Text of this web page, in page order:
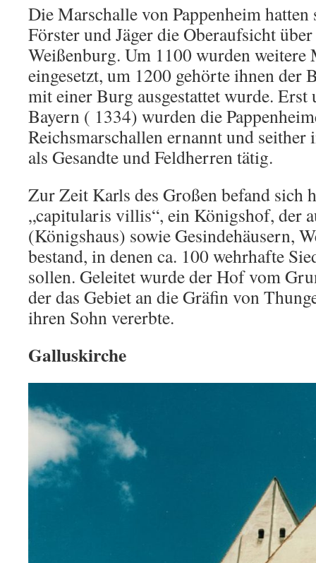
Die Marschalle von Pappenheim
Förster und Jäger die Oberaufsicht
Weißenburg. Um 1100 wurden
eingesetzt, um 1200 gehörte ihnen der
mit einer Burg ausgestattet wurde.
Bayern ( 1334) wurden die
Reichsmarschallen ernannt und
als Gesandte und Feldherren tätig.
Zur Zeit Karls des Großen befand sich
„capitularis villis“, ein Königshof, der
(Königshaus) sowie Gesindehäusern,
bestand, in denen ca. 100 wehrhafte
sollen. Geleitet wurde der Hof vom
der das Gebiet an die Gräfin von
ihren Sohn vererbte.
Galluskirche